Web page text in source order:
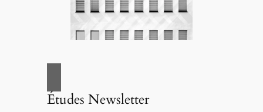
Études Newsletter